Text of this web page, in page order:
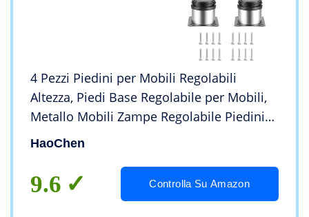
4 Pezzi Piedini per Mobili Regolabili
Altezza, Piedi Base Regolabile per Mobili,
Metallo Mobili Zampe Regolabile Piedini
per mobili per Armadietto, Divano, Tavolo,
HaoChen
9.6 Controlla Su Amazon